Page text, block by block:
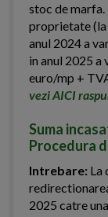
stoc de
proprietate (la
anul 2024 a
in anul 2025 a
euro/mp +
vezi AICI
Suma
Procedura
Intrebare: La
2025 catre